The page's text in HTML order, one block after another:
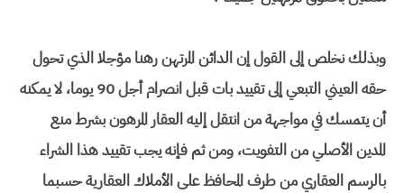
وبذلك نخلص إلى القول إن الدائن المرتهن رهنا مؤجلا الذي تحول
حقه العيني التبعي إلى تقييد بات قبل انصرام أجل 90 يوما، لا يمكنه
أن يتمسك في مواجهة من انتقل إليه العقار المرهون بشرط منع
المدين الأصلي من التفويت، ومن ثم فإنه يجب تقييد هذا الشراء
بالرسم العقاري من طرف المحافظ على الأملاك العقارية حسبما